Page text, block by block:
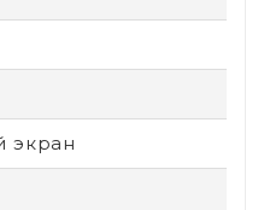
экран